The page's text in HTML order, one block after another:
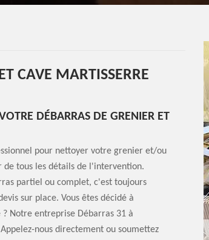
CAVE MARTISSERRE
DÉBARRAS DE GRENIER ET
pour nettoyer votre grenier et/ou
tous les détails de l'intervention.
partiel ou complet, c'est toujours
sur place. Vous êtes décidé à
Notre entreprise Débarras 31 à
nous directement ou soumettez